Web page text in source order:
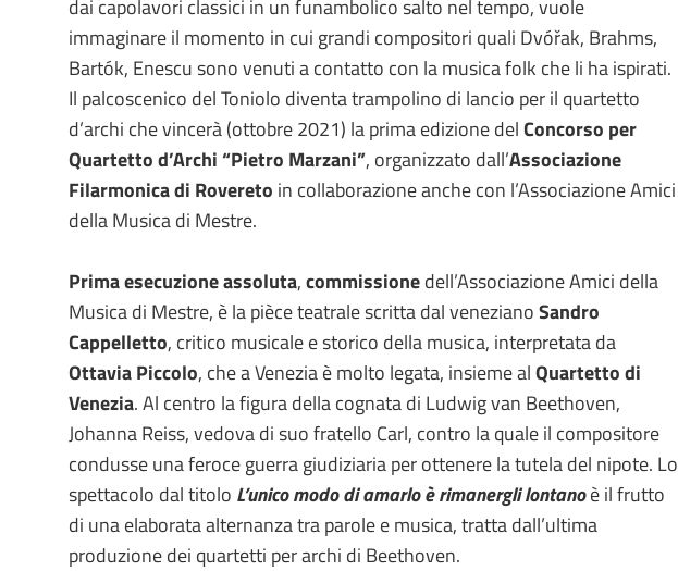
dai capolavori classici in un funambolico salto nel tempo, vuole
immaginare il momento in cui grandi compositori quali Dvóřak, Brahms,
Bartók, Enescu sono venuti a contatto con la musica folk che li ha ispirati.
Il palcoscenico del Toniolo diventa trampolino di lancio per il quartetto
d’archi che vincerà (ottobre 2021) la prima edizione delConcorso per
Quartetto d’Archi “Pietro Marzani”, organizzato dall’Associazione
Filarmonica di Rovereto in collaborazione anche con l’Associazione Amici
della Musica di Mestre.
Prima esecuzione assoluta,commissionedell’Associazione Amici della
Musica di Mestre, è la pièce teatrale scritta dal venezianoSandro
Cappelletto, critico musicale e storico della musica, interpretata da
Ottavia Piccolo, che a Venezia è molto legata, insieme alQuartetto di
Venezia. Al centro la figura della cognata di Ludwig van Beethoven,
Johanna Reiss, vedova di suo fratello Carl, contro la quale il compositore
condusse una feroce guerra giudiziaria per ottenere la tutela del nipote. Lo
spettacolo dal titolo L’unico modo di amarlo è rimanergli lontanoè il frutto
di una elaborata alternanza tra parole e musica, tratta dall’ultima
produzione dei quartetti per archi di Beethoven.